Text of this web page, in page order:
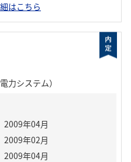
はこちら
力システム）
2009年04月
2009年02月
2009年04月